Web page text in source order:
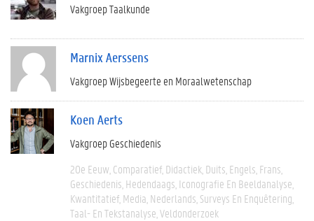
Vakgroep Taalkunde
Marnix Aerssens
Vakgroep Wijsbegeerte en Moraalwetenschap
Koen Aerts
Vakgroep Geschiedenis
20e Eeuw Comparatief Didactiek Duits Engels Frans
Geschiedenis Hedendaags Iconografie En Beeldanalyse
Kwantitatief Media Nederlands Surveys En Enquêtering
Taal- En Tekstanalyse Veldonderzoek